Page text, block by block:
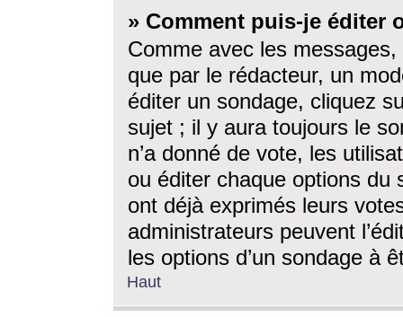
» Comment puis-je éditer
Comme avec les
que par le rédacteur, un
éditer un sondage, cliquez
sujet ; il y aura toujours le
n’a donné de vote, les
ou éditer chaque options du
ont déjà exprimés leurs
administrateurs peuvent
les options d’un sondage à
Haut